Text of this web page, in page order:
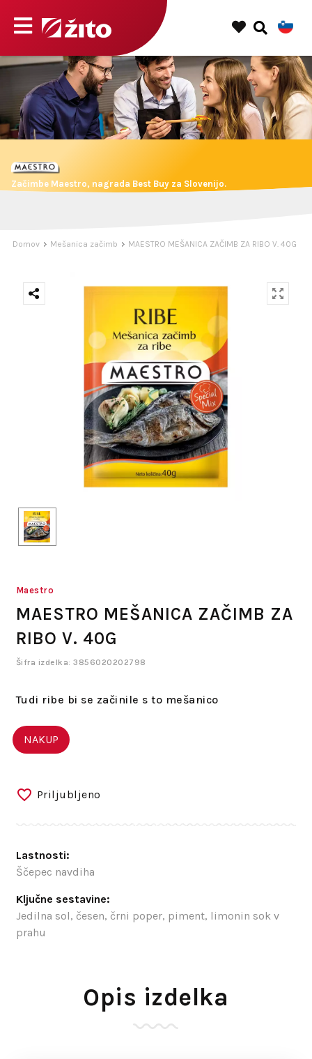
Začimbe Maestro, nagrada Best Buy za Slovenijo.
Domov Mešanica začimb MAESTRO MEŠANICA ZAČIMB ZA RIBO V. 40G
Maestro
MAESTRO MEŠANICA ZAČIMB ZA
RIBO V. 40G
Šifra izdelka: 3856020202798
Tudi ribe bi se začinile s to mešanico
NAKUP
Priljubljeno
Lastnosti:
Ščepec navdiha
Ključne sestavine:
Jedilna sol, česen, črni poper, piment, limonin sok v
prahu
Opis izdelka